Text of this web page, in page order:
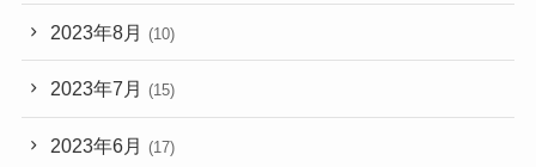
2023年8月 (10)
2023年7月 (15)
2023年6月 (17)